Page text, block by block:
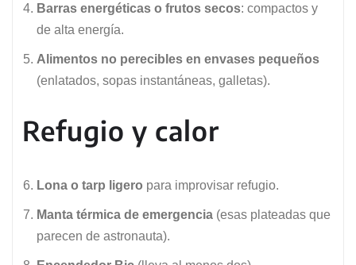
Barras energéticas o frutos secos: compactos y
de alta energía.
Alimentos no perecibles en envases pequeños
(enlatados, sopas instantáneas, galletas).
Refugio y calor
Lona o tarp ligero para improvisar refugio.
Manta térmica de emergencia (esas plateadas que
parecen de astronauta).